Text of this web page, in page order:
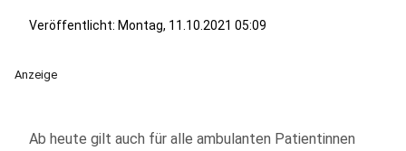
Veröffentlicht: Montag, 11.10.2021 05:09
Anzeige
Ab heute gilt auch für alle ambulanten Patientinnen